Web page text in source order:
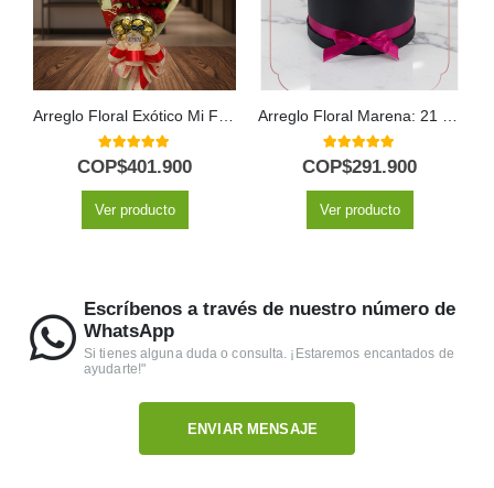
Arreglo Floral Exótico Mi Flechazo
5.00out of 5
COP$401.900
Ver producto
Arreglo Floral Marena: 21 Rosas Fucsia Vibrantes y Frescas ⚜️
5.00out of 5
COP$291.900
Ver producto
Escríbenos a través de nuestro número de
WhatsApp
Si tienes alguna duda o consulta. ¡Estaremos encantados de
ayudarte!"
ENVIAR MENSAJE